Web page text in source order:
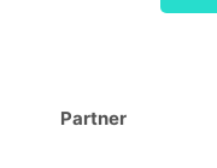
Partner